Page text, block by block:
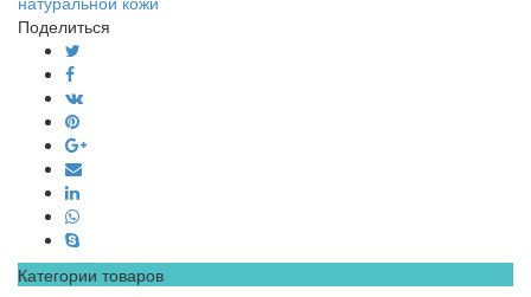
Поделиться
Категории товаров